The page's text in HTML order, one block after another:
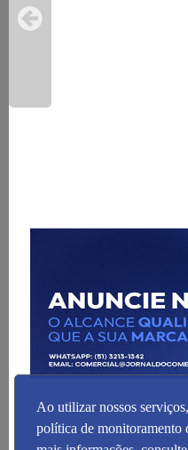
Ao utilizar nossos
política de monitoramento